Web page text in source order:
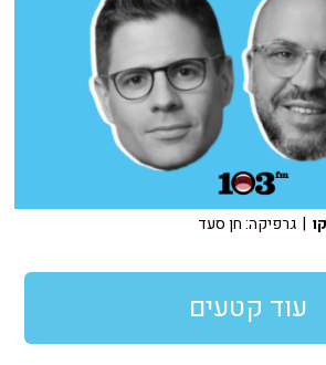
| גרפיקה: חן סעד
עוד קטעים